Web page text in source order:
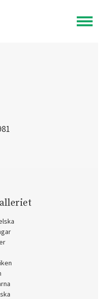
Visa
meny